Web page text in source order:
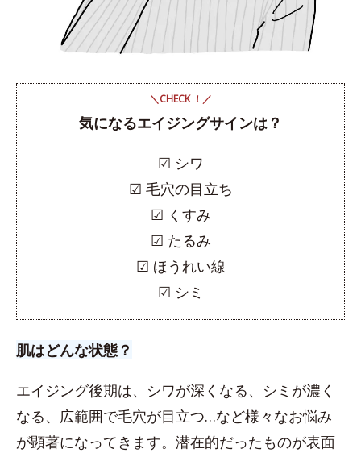
＼CHECK ！／
気になるエイジングサインは？
☑︎ シワ
☑︎ 毛穴の目立ち
☑︎ くすみ
☑︎ たるみ
☑︎ ほうれい線
☑︎ シミ
肌はどんな状態？
エイジング後期は、シワが深くなる、シミが濃く
なる、広範囲で毛穴が目立つ…など様々なお悩み
が顕著になってきます。潜在的だったものが表面